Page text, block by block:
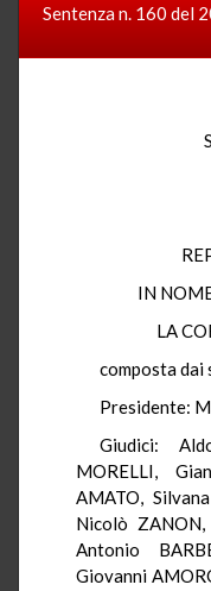
Sentenza n. 160 del
IN
LA
composta dai
Presidente:
Giudici:
MORELLI,
AMATO,
Nicolò
Antonio
Giovanni